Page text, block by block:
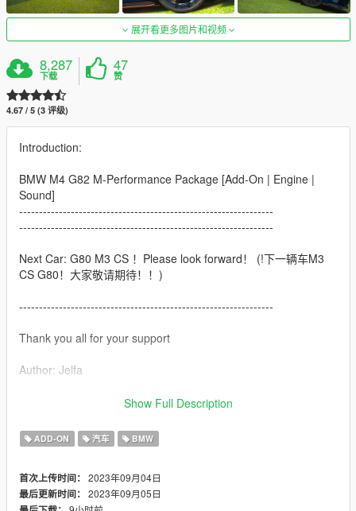
展开看更多图片和视频
8,287
下载
47
赞
4.67 / 5 (3 评级)
Introduction:
BMW M4 G82 M-Performance Package [Add-On | Engine |
Sound]
----------------------------------------------------------------
----------------------------------------------------------------
Next Car: G80 M3 CS ！Please look forward！ (!下一辆车M3
CS G80！大家敬请期待！！)
----------------------------------------------------------------
Thank you all for your support
Author: Jelfa
Welcome to subscribe to my Douyin（Chinese TipTOK）
Douyin account successively.
在抖音上分享车辆mod链接及整合包，真的感恩各位的关注啊啊
啊aa！！）
Show Full Description
ADD-ON 汽车 BMW
首次上传时间： 2023年09月04日
最后更新时间： 2023年09月05日